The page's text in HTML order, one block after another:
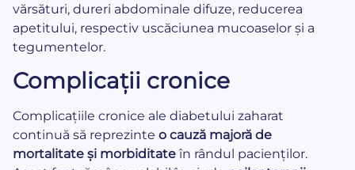
vărsături, dureri abdominale difuze, reducerea
apetitului, respectiv uscăciunea mucoaselor și a
tegumentelor.
Complicații cronice
Complicațiile cronice ale diabetului zaharat
continuă să reprezinte o cauză majoră de
mortalitate și morbiditate în rândul pacienților.